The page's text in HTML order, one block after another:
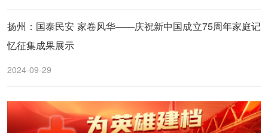
扬州：国泰民安 家卷风华——庆祝新中国成立75周年家庭记
忆征集成果展示
2024-09-29